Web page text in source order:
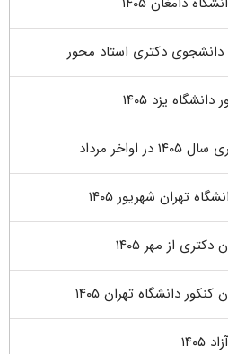
دانشجوی دکتری استاد محور
یزد ۱۴۰۵
مرداد
تهران شهریور ۱۴۰۵
از مهر ۱۴۰۵
دانشگاه تهران ۱۴۰۵